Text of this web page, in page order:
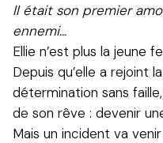
Il était son premier
ennemi…
Ellie n’est plus la jeune
Depuis qu’elle a rejoint
détermination sans
de son rêve : devenir
Mais un incident va